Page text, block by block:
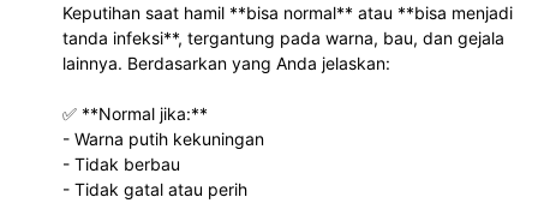
Keputihan saat hamil **bisa normal** atau **bisa menjadi
tanda infeksi**, tergantung pada warna, bau, dan gejala
lainnya. Berdasarkan yang Anda jelaskan:
✅ **Normal jika:**
- Warna putih kekuningan
- Tidak berbau
- Tidak gatal atau perih